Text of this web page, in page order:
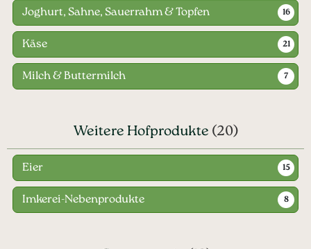
Joghurt, Sahne, Sauerrahm & Topfen 16
Käse 21
Milch & Buttermilch 7
Weitere Hofprodukte (20)
Eier 15
Imkerei-Nebenprodukte 8